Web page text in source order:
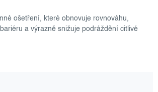
ošetření, které obnovuje rovnováhu,
a výrazně snižuje podráždění citlivé